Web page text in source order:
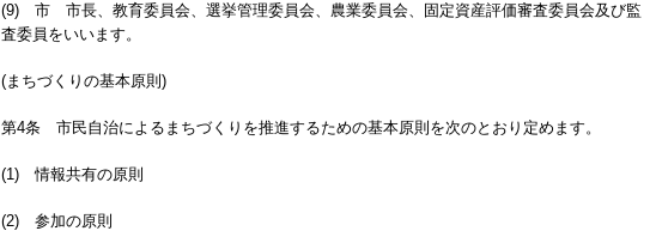
(9) 市 市長、教育委員会、選挙管理委員会、農業委員会、固定資産評価審査委員会及び監
査委員をいいます。
(まちづくりの基本原則)
第4条 市民自治によるまちづくりを推進するための基本原則を次のとおり定めます。
(1) 情報共有の原則
(2) 参加の原則